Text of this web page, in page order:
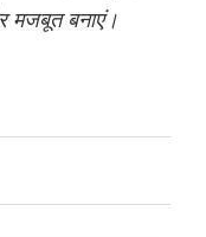
मजबूत बनाएं।